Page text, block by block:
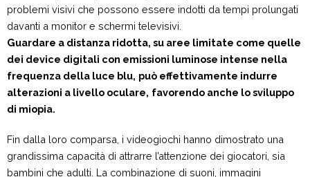
problemi visivi che possono essere indotti da tempi prolungati
davanti a monitor e schermi televisivi.
Guardare a distanza ridotta, su aree limitate come quelle
dei device digitali con emissioni luminose intense nella
frequenza della luce blu, può effettivamente indurre
alterazioni a livello oculare, favorendo anche lo sviluppo
di miopia.
Fin dalla loro comparsa, i videogiochi hanno dimostrato una
grandissima capacità di attrarre l’attenzione dei giocatori, sia
bambini che adulti. La combinazione di suoni, immagini